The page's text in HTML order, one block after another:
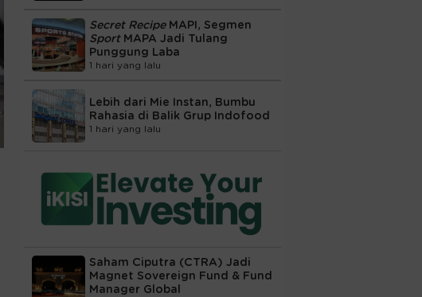
Secret RecipeMAPI, Segmen
Sport MAPA Jadi Tulang
Punggung Laba
1 hari yang lalu
Lebih dari Mie Instan, Bumbu
Rahasia di Balik Grup Indofood
1 hari yang lalu
Saham Ciputra (CTRA) Jadi
Magnet Sovereign Fund & Fund
Manager Global